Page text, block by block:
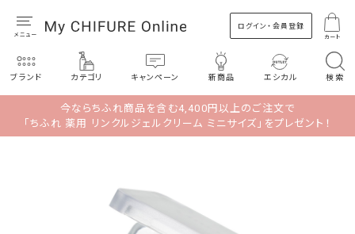
ログイン・会員登録
カート
ブランド カテゴリ キャンペーン 新商品 エシカル 検索
今ならちふれ商品を含む4,400円以上のご注文で
「ちふれ 薬用 リンクルジェルクリーム ミニサイズ」をプレゼント！